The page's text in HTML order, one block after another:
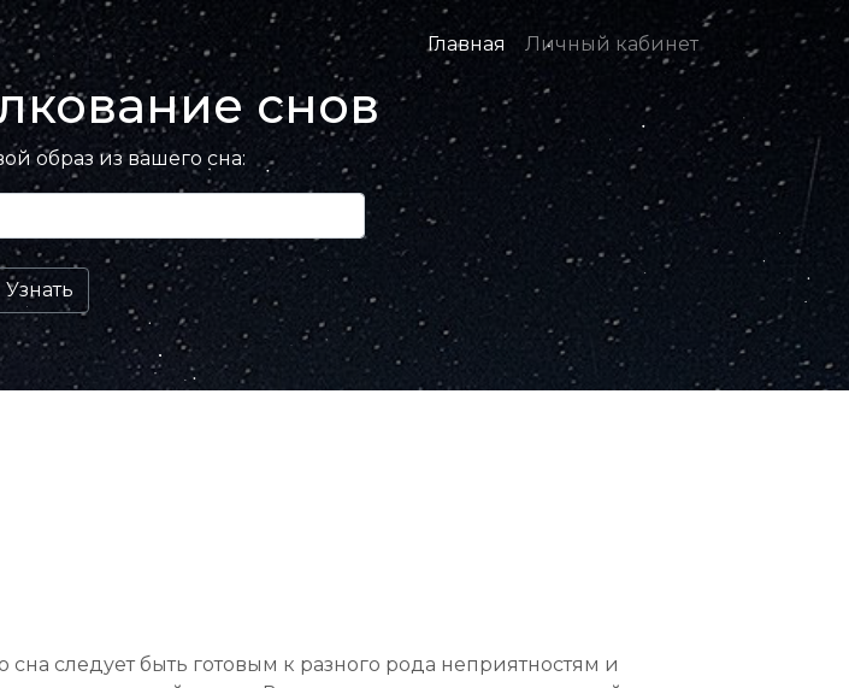
Главная Личный кабинет
снов
образ из вашего сна:
следует быть готовым к разного рода неприятностям и